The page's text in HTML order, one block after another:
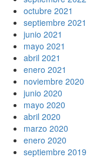
octubre 2021
septiembre 2021
junio 2021
mayo 2021
abril 2021
enero 2021
noviembre 2020
junio 2020
mayo 2020
abril 2020
marzo 2020
enero 2020
septiembre 2019